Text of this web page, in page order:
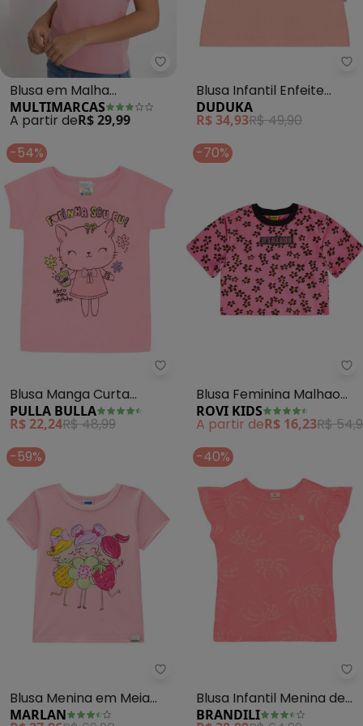
Multimarcas - Blusa em Malha
Blusa em Malha
Estampada (Rosa)
MULTIMARCAS
A partir deR$ 29,99
Blusa Infantil Enfeite
Lateral (Rosa)
DUDUKA
R$ 34,93R$ 49,90
-54%
Pulla Bulla - Blusa Manga Curta
Blusa Manga Curta
Menina (Rosa)
PULLA BULLA
R$ 22,24R$ 48,99
-70%
Blusa Feminina Malhao
Fruit (Rosa)
ROVI KIDS
A partir deR$ 16,23R$
-59%
Marlan - Blusa Menina em
Blusa Menina em Meia
Malha Penteada (Rosa)
MARLAN
-40%
Blusa Infantil Menina de
Florzinhas (Rosa)
BRANDILI